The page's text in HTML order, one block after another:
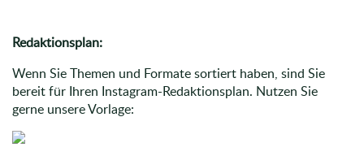
Redaktionsplan:
Wenn Sie Themen und Formate sortiert haben, sind Sie
bereit für Ihren Instagram-Redaktionsplan. Nutzen Sie
gerne unsere Vorlage: